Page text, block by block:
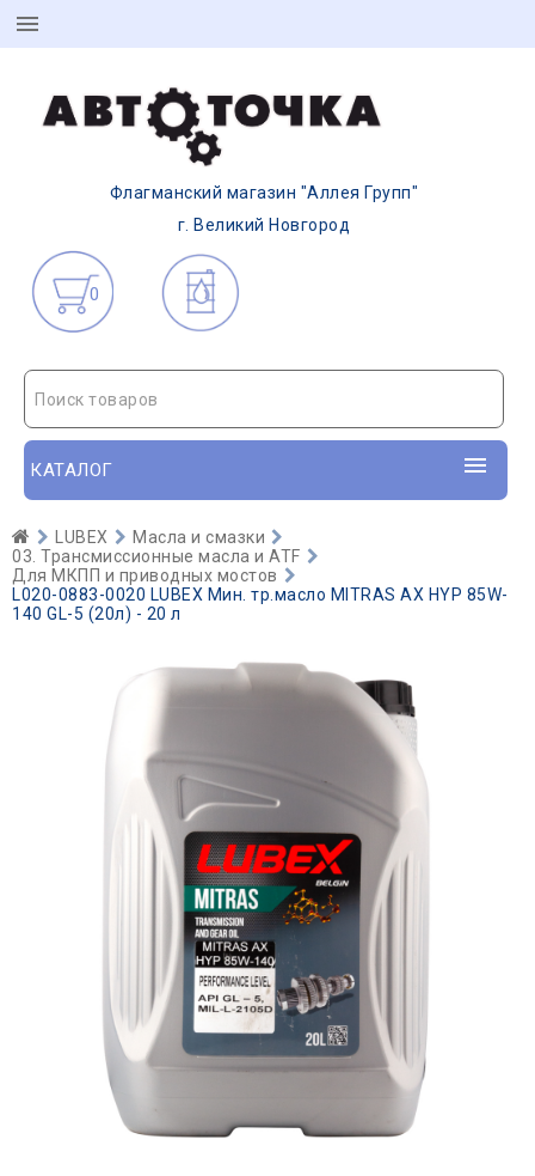
Флагманский магазин "Аллея Групп"
г. Великий Новгород
0
Поиск товаров
КАТАЛОГ
LUBEX
Масла и смазки
03. Трансмиссионные масла и ATF
Для МКПП и приводных мостов
L020-0883-0020 LUBEX Мин. тр.масло MITRAS AX HYP 85W-
140 GL-5 (20л) - 20 л